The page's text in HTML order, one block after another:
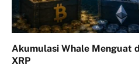
Akumulasi Whale Menguat
XRP